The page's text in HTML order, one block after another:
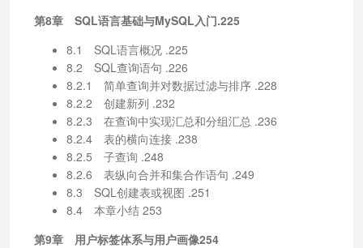
第8章 SQL语言基础与MySQL入门.225
8.1 SQL语言概况 .225
8.2 SQL查询语句 .226
8.2.1 简单查询并对数据过滤与排序 .228
8.2.2 创建新列 .232
8.2.3 在查询中实现汇总和分组汇总 .236
8.2.4 表的横向连接 .238
8.2.5 子查询 .248
8.2.6 表纵向合并和集合作语句 .249
8.3 SQL创建表或视图 .251
8.4 本章小结 253
第9章 用户标签体系与用户画像254